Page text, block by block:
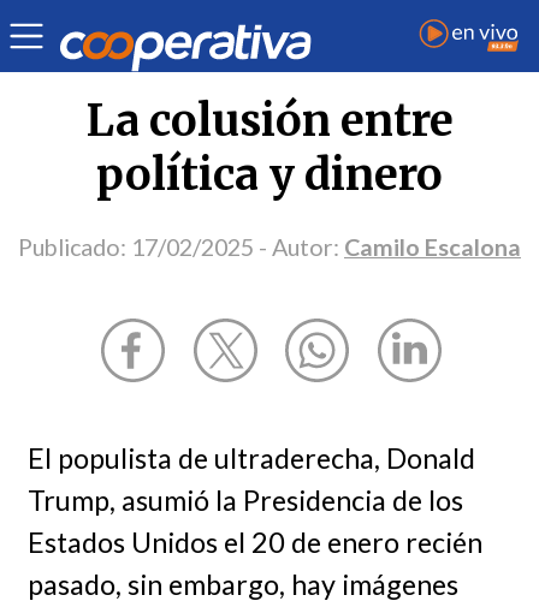
Opinión | Camilo Escalona
La colusión entre
política y dinero
Publicado: 17/02/2025 - Autor: Camilo Escalona
El populista de ultraderecha, Donald
Trump, asumió la Presidencia de los
Estados Unidos el 20 de enero recién
pasado, sin embargo, hay imágenes